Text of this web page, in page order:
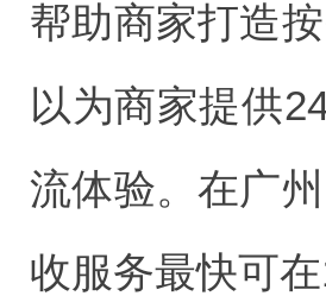
帮助商家打造
以为商家提供
流体验。在广
收服务最快可